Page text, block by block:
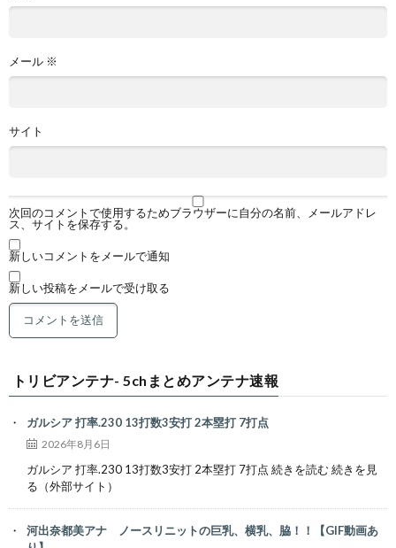
メール ※
サイト
次回のコメントで使用するためブラウザーに自分の名前、メールアドレ
ス、サイトを保存する。
新しいコメントをメールで通知
新しい投稿をメールで受け取る
トリビアンテナ- 5chまとめアンテナ速報
ガルシア 打率.230 13打数3安打 2本塁打 7打点
2026年8月6日
ガルシア 打率.230 13打数3安打 2本塁打 7打点 続きを読む 続きを見
る（外部サイト）
河出奈都美アナ ノースリニットの巨乳、横乳、脇！！【GIF動画あ